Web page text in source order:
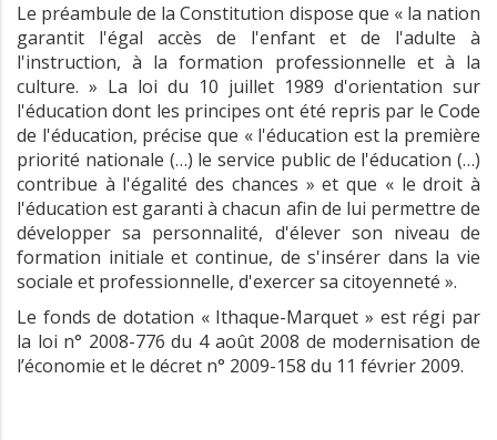
Le préambule de la Constitution dispose que « la nation
garantit l'égal accès de l'enfant et de l'adulte à
l'instruction, à la formation professionnelle et à la
culture. » La loi du 10 juillet 1989 d'orientation sur
l'éducation dont les principes ont été repris par le Code
de l'éducation, précise que « l'éducation est la première
priorité nationale (…) le service public de l'éducation (…)
contribue à l'égalité des chances » et que « le droit à
l'éducation est garanti à chacun afin de lui permettre de
développer sa personnalité, d'élever son niveau de
formation initiale et continue, de s'insérer dans la vie
sociale et professionnelle, d'exercer sa citoyenneté ».
Le fonds de dotation « Ithaque-Marquet » est régi par
la loi n° 2008-776 du 4 août 2008 de modernisation de
l’économie et le décret n° 2009-158 du 11 février 2009.